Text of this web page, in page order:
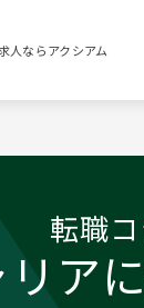
人ならアクシアム
転職
リア